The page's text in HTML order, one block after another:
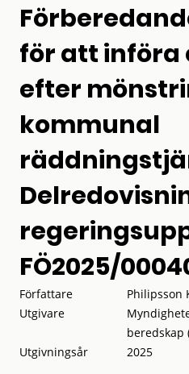
för att införa
efter
kommunal
FÖ2025/
Författare
Philipsson
Utgivare
beredskap
Utgivningsår
2025